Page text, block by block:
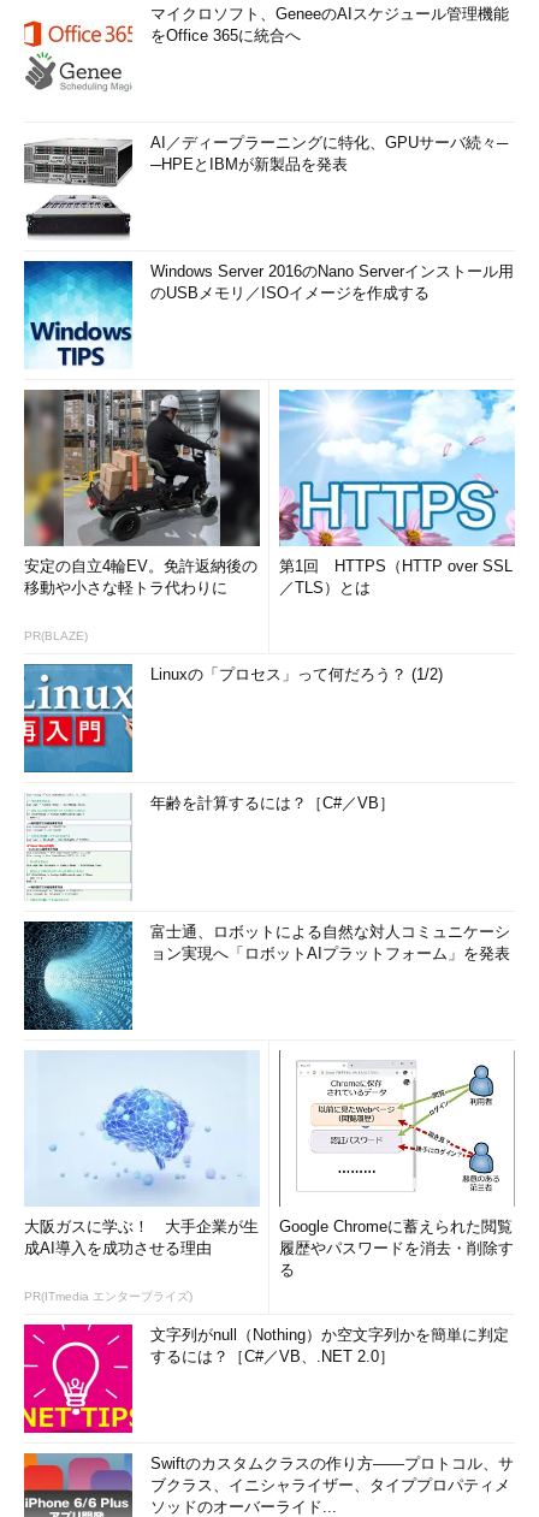
マイクロソフト、GeneeのAIスケジュール管理機能
をOffice 365に統合へ
AI／ディープラーニングに特化、GPUサーバ続々─
─HPEとIBMが新製品を発表
Windows Server 2016のNano Serverインストール用
のUSBメモリ／ISOイメージを作成する
安定の自立4輪EV。免許返納後の
移動や小さな軽トラ代わりに
PR(BLAZE)
第1回 HTTPS（HTTP over SSL
／TLS）とは
Linuxの「プロセス」って何だろう？ (1/2)
年齢を計算するには？［C#／VB］
富士通、ロボットによる自然な対人コミュニケーシ
ョン実現へ「ロボットAIプラットフォーム」を発表
大阪ガスに学ぶ！ 大手企業が生
成AI導入を成功させる理由
PR(ITmedia エンタープライズ)
Google Chromeに蓄えられた閲覧
履歴やパスワードを消去・削除す
る
文字列がnull（Nothing）か空文字列かを簡単に判定
するには？［C#／VB、.NET 2.0］
Swiftのカスタムクラスの作り方――プロトコル、サ
ブクラス、イニシャライザー、タイププロパティメ
ソッドのオーバーライド...